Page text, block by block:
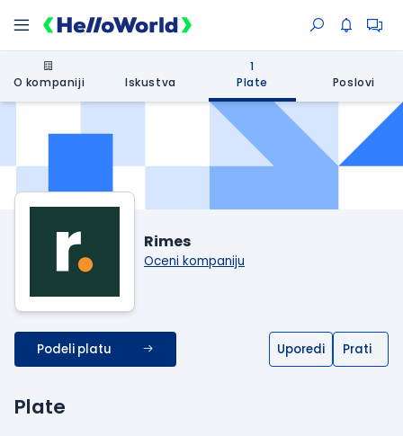
O kompaniji Iskustva
1
Plate
Poslovi
Rimes
Oceni kompaniju
Podeli platu Uporedi Prati
Plate